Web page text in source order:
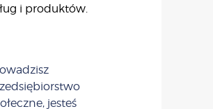
i produktów.
jesteś